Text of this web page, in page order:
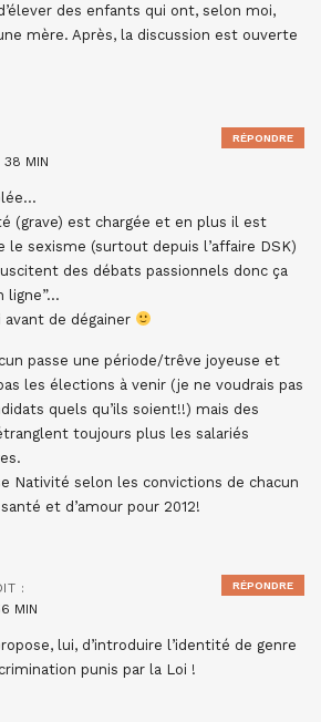
des enfants qui ont, selon moi,
mère. Après, la discussion est ouverte
38 MIN
(grave) est chargée et en plus il est
le sexisme (surtout depuis l’affaire DSK)
des débats passionnels donc ça
ligne”…
avant de dégainer
passe une période/trêve joyeuse et
les élections à venir (je ne voudrais pas
quels qu’ils soient!!) mais des
toujours plus les salariés
Nativité selon les convictions de chacun
et d’amour pour 2012!
RÉPONDRE
:
MIN
lui, d’introduire l’identité de genre
punis par la Loi !
RÉPONDRE